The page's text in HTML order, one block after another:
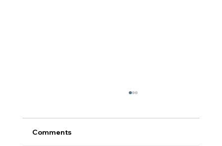
टर्निंग पॉईंट:
Comments